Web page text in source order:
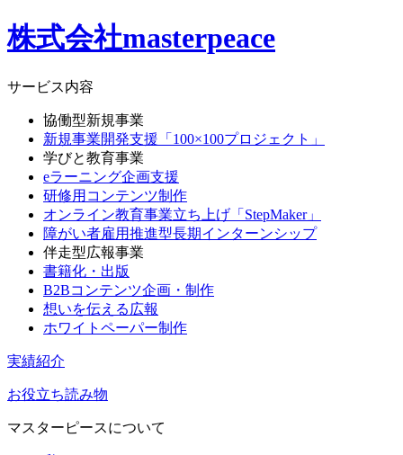
株式会社masterpeace
サービス内容
協働型新規事業
新規事業開発支援「100×100プロジェクト」
学びと教育事業
eラーニング企画支援
研修用コンテンツ制作
オンライン教育事業立ち上げ「StepMaker」
障がい者雇用推進型長期インターンシップ
伴走型広報事業
書籍化・出版
B2Bコンテンツ企画・制作
想いを伝える広報
ホワイトペーパー制作
実績紹介
お役立ち読み物
マスターピースについて